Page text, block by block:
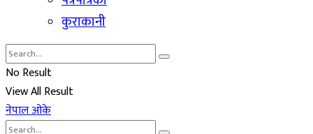
कुराकानी
No Result
View All Result
नेपाल ओके